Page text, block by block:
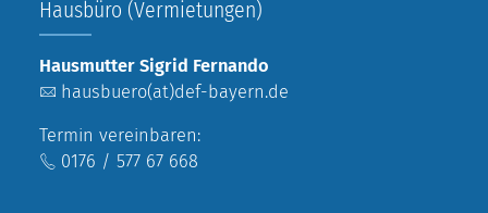
Hausbüro (Vermietungen)
Hausmutter Sigrid Fernando
hausbuero(at)def-bayern.de
Termin vereinbaren:
0176 / 577 67 668